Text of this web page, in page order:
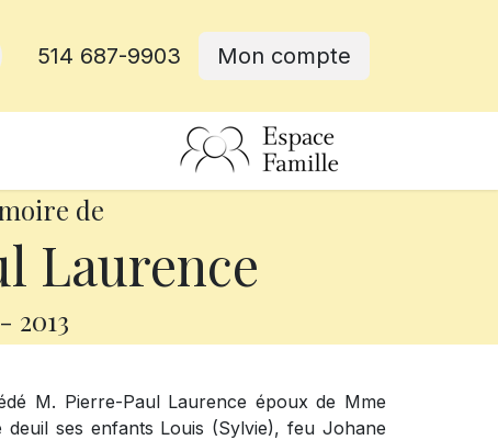
514 687-9903 Mon compte
de
Laurence
- 2013
M. Pierre-Paul Laurence époux de Mme
ses enfants Louis (Sylvie), feu Johane